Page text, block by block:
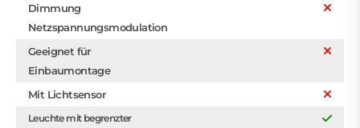
Dimmung
Netzspannungsmodulation
Geeignet für
Einbaumontage
Mit Lichtsensor
Leuchte mit begrenzter